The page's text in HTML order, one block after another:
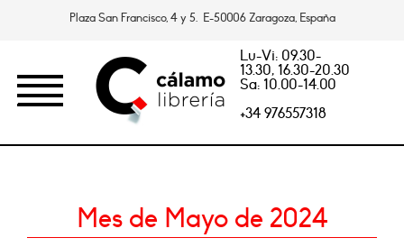
Plaza San Francisco, 4 y 5. E-50006 Zaragoza, España
Lu-Vi: 09.30-
13.30, 16.30-20.30
Sa: 10.00-14.00
+34 976557318
Mes de Mayo de 2024